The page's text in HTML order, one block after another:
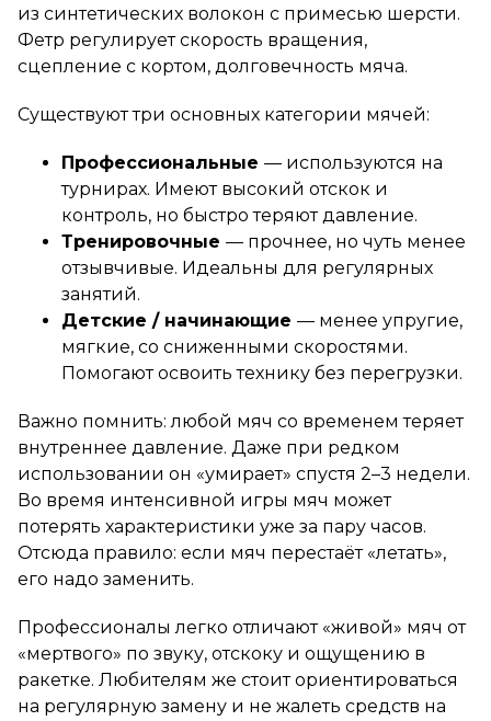
из синтетических волокон с примесью шерсти.
Фетр регулирует скорость вращения,
сцепление с кортом, долговечность мяча.
Существуют три основных категории мячей:
Профессиональные — используются на
турнирах. Имеют высокий отскок и
контроль, но быстро теряют давление.
Тренировочные — прочнее, но чуть менее
отзывчивые. Идеальны для регулярных
занятий.
Детские / начинающие — менее упругие,
мягкие, со сниженными скоростями.
Помогают освоить технику без перегрузки.
Важно помнить: любой мяч со временем теряет
внутреннее давление. Даже при редком
использовании он «умирает» спустя 2–3 недели.
Во время интенсивной игры мяч может
потерять характеристики уже за пару часов.
Отсюда правило: если мяч перестаёт «летать»,
его надо заменить.
Профессионалы легко отличают «живой» мяч от
«мертвого» по звуку, отскоку и ощущению в
ракетке. Любителям же стоит ориентироваться
на регулярную замену и не жалеть средств на